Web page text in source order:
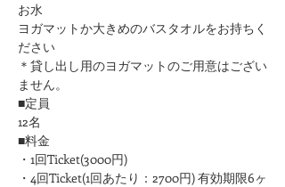
お水
ヨガマットか大きめのバスタオルをお持ちく
ださい
＊貸し出し用のヨガマットのご用意はござい
ません。
■定員
12名
■料金
・1回Ticket(3000円)
・4回Ticket(1回あたり：2700円) 有効期限6ヶ